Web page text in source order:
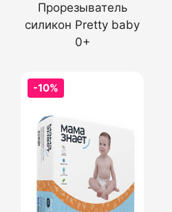
Прорезыватель
силикон Pretty baby
0+
-10%